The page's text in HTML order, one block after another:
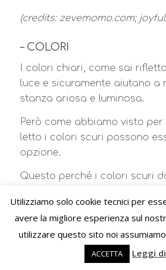
(credits: zevemomo.com;
– COLORI
I colori chiari, come sai
luce e sicuramente aiutano a
stanza ariosa e luminosa.
Però come abbiamo visto
letto i colori scuri possono
opzione.
Questo perché i colori scuri
un abbraccio!
Inoltre il fatto che non
anche di aiuto per favorire il
Utilizziamo solo cookie tecnici per
avere la migliore esperienza sul
utilizzare questo sito noi
ACCETTA Leggi